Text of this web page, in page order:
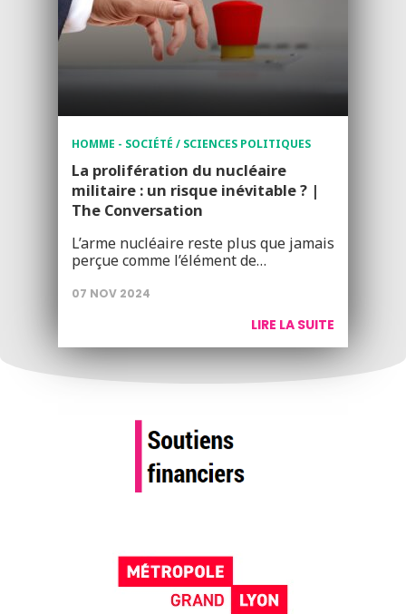
HOMME - SOCIÉTÉ / SCIENCES POLITIQUES
La prolifération du nucléaire
militaire : un risque inévitable ? |
The Conversation
L’arme nucléaire reste plus que jamais
perçue comme l’élément de…
07 NOV 2024
LIRE LA SUITE